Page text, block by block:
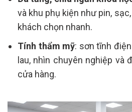
và khu phụ kiện như pin,
khách chọn nhanh.
Tính thẩm mỹ: sơn tĩnh
lau, nhìn chuyên nghiệp và
cửa hàng.